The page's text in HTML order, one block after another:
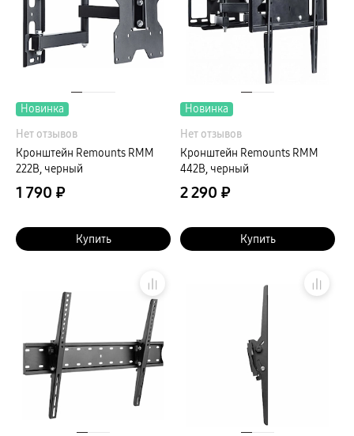
Новинка
Нет отзывов
Кронштейн Remounts RMM
222B, черный
1 790 ₽
Купить
Новинка
Нет отзывов
Кронштейн Remounts RMM
442B, черный
2 290 ₽
Купить